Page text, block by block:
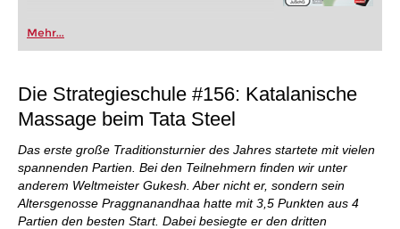
Mehr...
Die Strategieschule #156: Katalanische
Massage beim Tata Steel
Das erste große Traditionsturnier des Jahres startete mit vielen
spannenden Partien. Bei den Teilnehmern finden wir unter
anderem Weltmeister Gukesh. Aber nicht er, sondern sein
Altersgenosse Praggnanandhaa hatte mit 3,5 Punkten aus 4
Partien den besten Start. Dabei besiegte er den dritten